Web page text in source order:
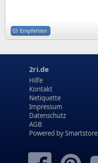
Empfehlen
2ri.de
Hilfe
Kontakt
Netiquette
Impressum
Datenschutz
AGB
Powered bySmartstore